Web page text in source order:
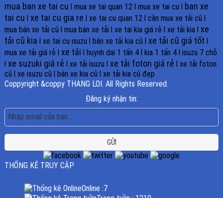
mua ban xe tai cu l mua xe tai quan 12 l mua xe tai cu l ban xe
tai cu l xe tai cu gia re l xe tai cu quan 12 l cần mua xe tải cũ l
mua bán xe tải cũ l mua bán xe tải l xe tai kia giá rẻ l xe tải kial xe
tải cũ kia l xe tai cu isuzu l bán xe tải kia cũ l xe tải cũ giá tốt l
mua xe tải giá rẻ l xe tải l huynh dai 1 tấn 4l kia 1 tấn 4l isuzu 7 chỗ
l xe suzuki giá rẻ l xe tải isuzu l xe tải foton giá rẻ l xe tải foton
cũ l xe isuzu cũ l bán xe kia cũ l xe tải kia cũ đẹp
Coppyright &coppy THANG LOI. All Rights Reserved.
Đăng ký nhận tin:
GỬI
THỐNG KÊ TRUY CẬP
Online :7